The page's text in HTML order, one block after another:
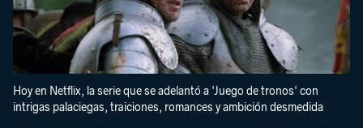
Hoy en Netflix, la serie que se adelantó a 'Juego de tronos' con
intrigas palaciegas, traiciones, romances y ambición desmedida